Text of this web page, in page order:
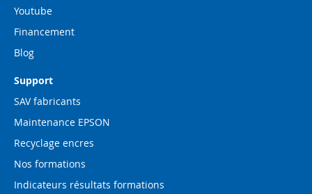
Youtube
Financement
Blog
Support
SAV fabricants
Maintenance EPSON
Recyclage encres
Nos formations
Indicateurs résultats formations